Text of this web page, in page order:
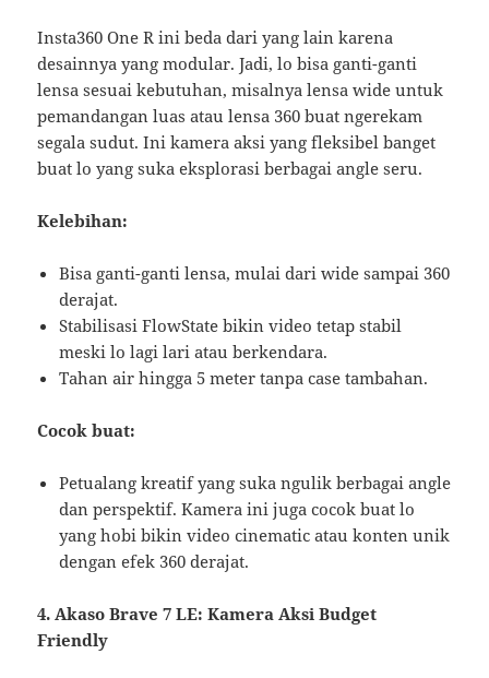
Insta360 One R ini beda dari yang lain karena
desainnya yang modular. Jadi, lo bisa ganti-ganti
lensa sesuai kebutuhan, misalnya lensa wide untuk
pemandangan luas atau lensa 360 buat ngerekam
segala sudut. Ini kamera aksi yang fleksibel banget
buat lo yang suka eksplorasi berbagai angle seru.
Kelebihan:
Bisa ganti-ganti lensa, mulai dari wide sampai 360
derajat.
Stabilisasi FlowState bikin video tetap stabil
meski lo lagi lari atau berkendara.
Tahan air hingga 5 meter tanpa case tambahan.
Cocok buat:
Petualang kreatif yang suka ngulik berbagai angle
dan perspektif. Kamera ini juga cocok buat lo
yang hobi bikin video cinematic atau konten unik
dengan efek 360 derajat.
4. Akaso Brave 7 LE: Kamera Aksi Budget
Friendly